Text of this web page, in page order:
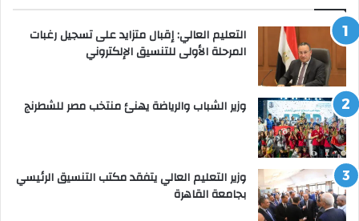
التعليم العالي: إقبال متزايد على تسجيل رغبات
المرحلة الأولى للتنسيق الإلكتروني
وزير الشباب والرياضة يهنئ منتخب مصر للشطرنج
وزير التعليم العالي يتفقد مكتب التنسيق الرئيسي
بجامعة القاهرة